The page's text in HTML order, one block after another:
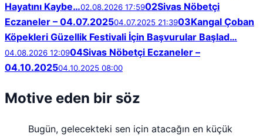
Hayatını Kaybe…02.08.2026 17:5902Sivas Nöbetçi
Eczaneler – 04.07.202504.07.2025 21:3903Kangal Çoban
Köpekleri Güzellik Festivali İçin Başvurular Başlad…
04.08.2026 12:0904Sivas Nöbetçi Eczaneler –
04.10.202504.10.2025 08:00
Motive eden bir söz
Bugün, gelecekteki sen için atacağın en küçük